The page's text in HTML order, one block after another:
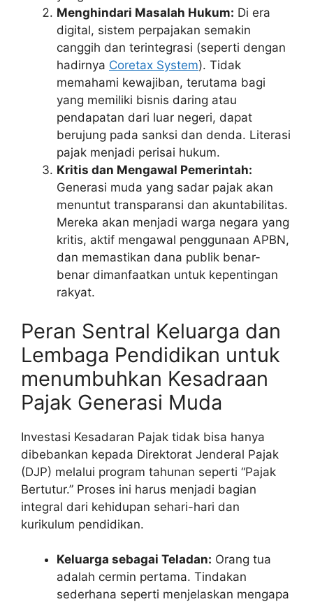
Menghindari Masalah Hukum: Di era
digital, sistem perpajakan semakin
canggih dan terintegrasi (seperti dengan
hadirnya Coretax System). Tidak
memahami kewajiban, terutama bagi
yang memiliki bisnis daring atau
pendapatan dari luar negeri, dapat
berujung pada sanksi dan denda. Literasi
pajak menjadi perisai hukum.
Kritis dan Mengawal Pemerintah:
Generasi muda yang sadar pajak akan
menuntut transparansi dan akuntabilitas.
Mereka akan menjadi warga negara yang
kritis, aktif mengawal penggunaan APBN,
dan memastikan dana publik benar-
benar dimanfaatkan untuk kepentingan
rakyat.
Peran Sentral Keluarga dan
Lembaga Pendidikan untuk
menumbuhkan Kesadraan
Pajak Generasi Muda
Investasi Kesadaran Pajak tidak bisa hanya
dibebankan kepada Direktorat Jenderal Pajak
(DJP) melalui program tahunan seperti “Pajak
Bertutur.” Proses ini harus menjadi bagian
integral dari kehidupan sehari-hari dan
kurikulum pendidikan.
Keluarga sebagai Teladan: Orang tua
adalah cermin pertama. Tindakan
sederhana seperti menjelaskan mengapa